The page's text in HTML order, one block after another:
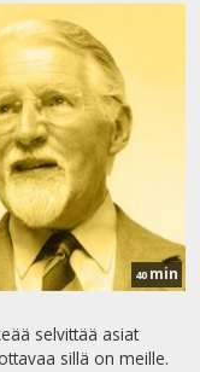
40 min
selvittää asiat
sillä on meille.